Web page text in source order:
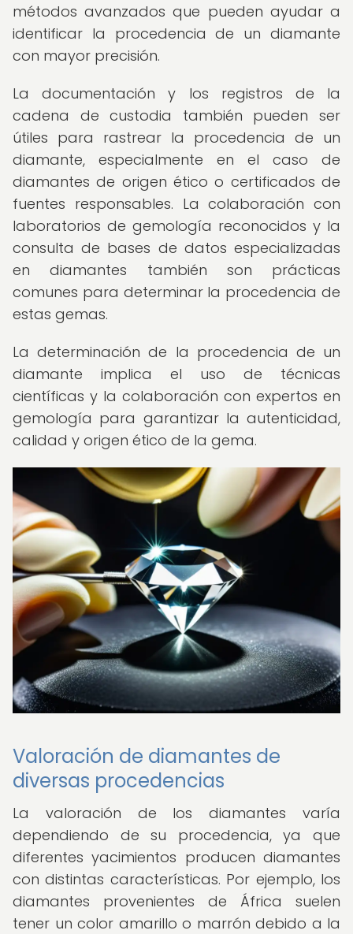
métodos avanzados que pueden ayudar a
identificar la procedencia de un diamante
con mayor precisión.
La documentación y los registros de la
cadena de custodia también pueden ser
útiles para rastrear la procedencia de un
diamante, especialmente en el caso de
diamantes de origen ético o certificados de
fuentes responsables. La colaboración con
laboratorios de gemología reconocidos y la
consulta de bases de datos especializadas
en diamantes también son prácticas
comunes para determinar la procedencia de
estas gemas.
La determinación de la procedencia de un
diamante implica el uso de técnicas
científicas y la colaboración con expertos en
gemología para garantizar la autenticidad,
calidad y origen ético de la gema.
Valoración de diamantes de
diversas procedencias
La valoración de los diamantes varía
dependiendo de su procedencia, ya que
diferentes yacimientos producen diamantes
con distintas características. Por ejemplo, los
diamantes provenientes de África suelen
tener un color amarillo o marrón debido a la